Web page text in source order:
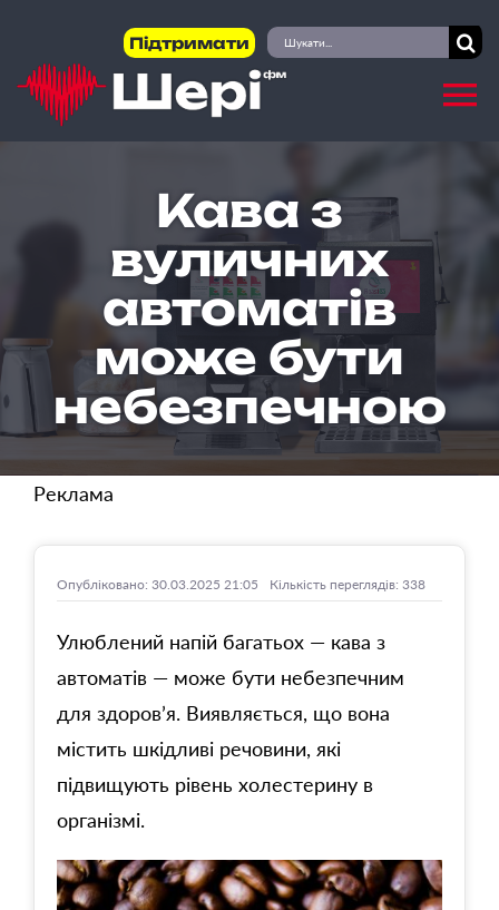
content
Підтримати
Пошук
...
Кава з
вуличних
автоматів
може бути
небезпечною
Реклама
Опубліковано: 30.03.2025 21:05 Кількість переглядів: 338
Улюблений напій багатьох — кава з
автоматів — може бути небезпечним
для здоров’я. Виявляється, що вона
містить шкідливі речовини, які
підвищують рівень холестерину в
організмі.